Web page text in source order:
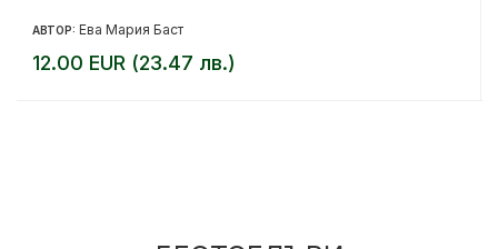
АВТОР: Ева Мария Баст
12.00 EUR (23.47 лв.)